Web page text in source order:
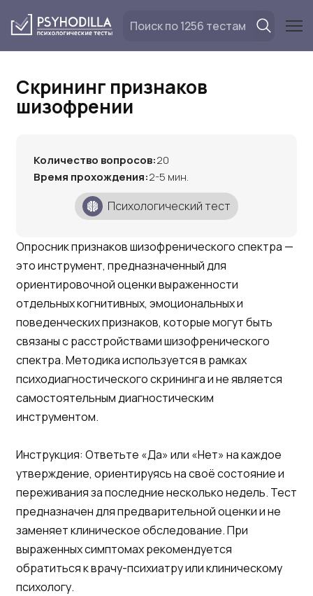
Скрининг признаков
шизофрении
Количество вопросов:20
Время прохождения:2-5 мин.
Психологический тест
Опросник признаков шизофренического спектра —
это инструмент, предназначенный для
ориентировочной оценки выраженности
отдельных когнитивных, эмоциональных и
поведенческих признаков, которые могут быть
связаны с расстройствами шизофренического
спектра. Методика используется в рамках
психодиагностического скрининга и не является
самостоятельным диагностическим
инструментом.
Инструкция: Ответьте «Да» или «Нет» на каждое
утверждение, ориентируясь на своё состояние и
переживания за последние несколько недель. Тест
предназначен для предварительной оценки и не
заменяет клиническое обследование. При
выраженных симптомах рекомендуется
обратиться к врачу-психиатру или клиническому
психологу.